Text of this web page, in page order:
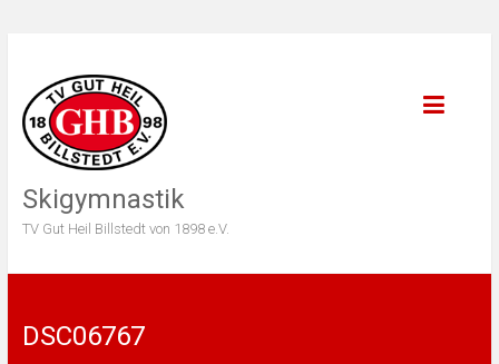
Skigymnastik
TV Gut Heil Billstedt von 1898 e.V.
DSC06767